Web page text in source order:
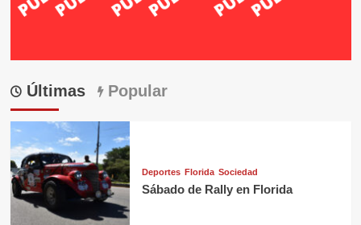
Últimas Popular
Deportes Florida Sociedad
Sábado de Rally en Florida